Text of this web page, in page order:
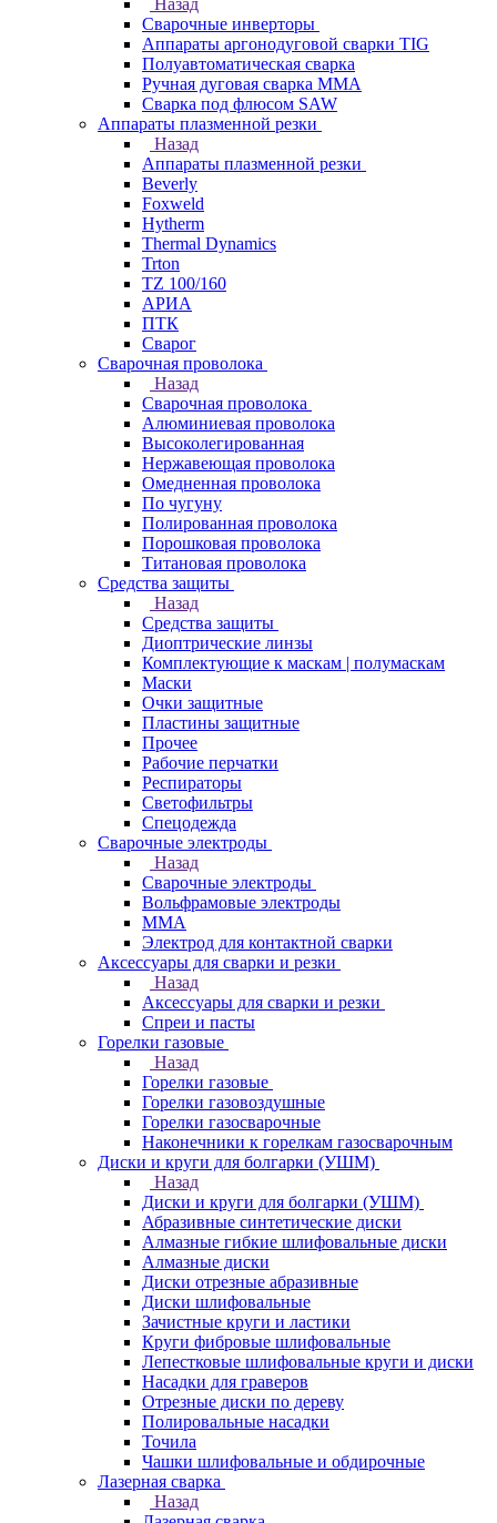
Назад
Сварочные инверторы
Аппараты аргонодуговой сварки TIG
Полуавтоматическая сварка
Ручная дуговая сварка MMA
Сварка под флюсом SAW
Аппараты плазменной резки
Назад
Аппараты плазменной резки
Beverly
Foxweld
Hytherm
Thermal Dynamics
Trton
TZ 100/160
АРИА
ПТК
Сварог
Сварочная проволока
Назад
Сварочная проволока
Алюминиевая проволока
Высоколегированная
Нержавеющая проволока
Омедненная проволока
По чугуну
Полированная проволока
Порошковая проволока
Титановая проволока
Средства защиты
Назад
Средства защиты
Диоптрические линзы
Комплектующие к маскам | полумаскам
Маски
Очки защитные
Пластины защитные
Прочее
Рабочие перчатки
Респираторы
Светофильтры
Спецодежда
Сварочные электроды
Назад
Сварочные электроды
Вольфрамовые электроды
ММА
Электрод для контактной сварки
Аксессуары для сварки и резки
Назад
Аксессуары для сварки и резки
Спреи и пасты
Горелки газовые
Назад
Горелки газовые
Горелки газовоздушные
Горелки газосварочные
Наконечники к горелкам газосварочным
Диски и круги для болгарки (УШМ)
Назад
Диски и круги для болгарки (УШМ)
Абразивные синтетические диски
Алмазные гибкие шлифовальные диски
Алмазные диски
Диски отрезные абразивные
Диски шлифовальные
Зачистные круги и ластики
Круги фибровые шлифовальные
Лепестковые шлифовальные круги и диски
Насадки для граверов
Отрезные диски по дереву
Полировальные насадки
Точила
Чашки шлифовальные и обдирочные
Лазерная сварка
Назад